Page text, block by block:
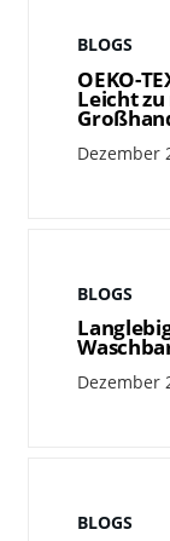
BLOGS
OEKO-
Leicht
Dezember
BLOGS
Dezember
BLOGS